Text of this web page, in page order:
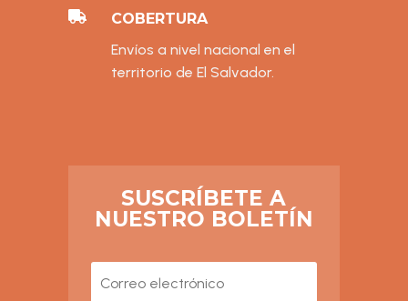

COBERTURA
Envíos a nivel nacional en el
territorio de El Salvador.
SUSCRÍBETE A
NUESTRO BOLETÍN